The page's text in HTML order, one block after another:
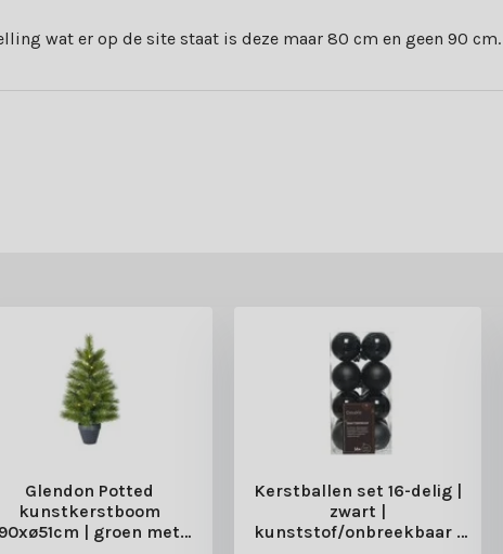
wat er op de site staat is deze maar 80 cm en geen 90 cm.
Glendon Potted
kunstkerstboom
90xø51cm | groen met
Kerstballen set 16-delig |
zwart |
kunststof/onbreekbaar |